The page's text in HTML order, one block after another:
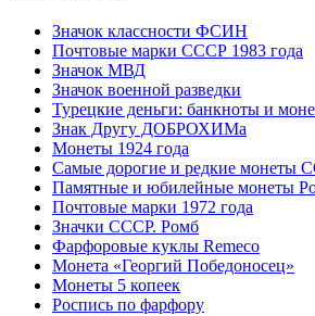
Значок классности ФСИН
Почтовые марки СССР 1983 года
Значок МВД
Значок военной разведки
Турецкие деньги: банкноты и
Знак Другу ДОБРОХИМа
Монеты 1924 года
Самые дорогие и редкие монеты
Памятные и юбилейные монеты
Почтовые марки 1972 года
Значки СССР. Ромб
Фарфоровые куклы Remeco
Монета «Георгий Победоносец»
Монеты 5 копеек
Роспись по фарфору